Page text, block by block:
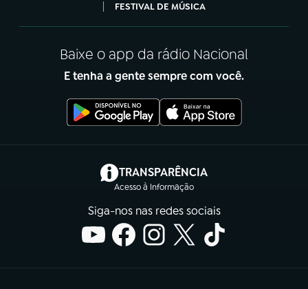
FESTIVAL DE MÚSICA
Baixe o app da rádio Nacional
E tenha a gente sempre com você.
TRANSPARÊNCIA
Acesso à Informação
(abre em nova aba)
Siga-nos nas redes sociais